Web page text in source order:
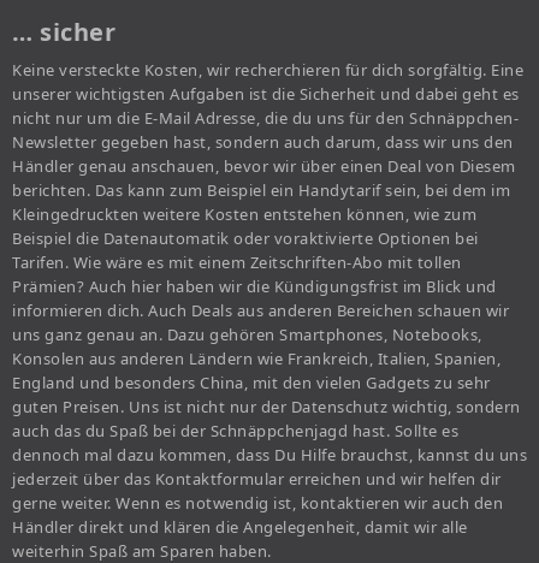
… sicher
Keine versteckte Kosten, wir recherchieren für dich sorgfältig. Eine
unserer wichtigsten Aufgaben ist die Sicherheit und dabei geht es
nicht nur um die E-Mail Adresse, die du uns für den Schnäppchen-
Newsletter gegeben hast, sondern auch darum, dass wir uns den
Händler genau anschauen, bevor wir über einen Deal von Diesem
berichten. Das kann zum Beispiel ein Handytarif sein, bei dem im
Kleingedruckten weitere Kosten entstehen können, wie zum
Beispiel die Datenautomatik oder voraktivierte Optionen bei
Tarifen. Wie wäre es mit einem Zeitschriften-Abo mit tollen
Prämien? Auch hier haben wir die Kündigungsfrist im Blick und
informieren dich. Auch Deals aus anderen Bereichen schauen wir
uns ganz genau an. Dazu gehören Smartphones, Notebooks,
Konsolen aus anderen Ländern wie Frankreich, Italien, Spanien,
England und besonders China, mit den vielen Gadgets zu sehr
guten Preisen. Uns ist nicht nur der Datenschutz wichtig, sondern
auch das du Spaß bei der Schnäppchenjagd hast. Sollte es
dennoch mal dazu kommen, dass Du Hilfe brauchst, kannst du uns
jederzeit über das Kontaktformular erreichen und wir helfen dir
gerne weiter. Wenn es notwendig ist, kontaktieren wir auch den
Händler direkt und klären die Angelegenheit, damit wir alle
weiterhin Spaß am Sparen haben.